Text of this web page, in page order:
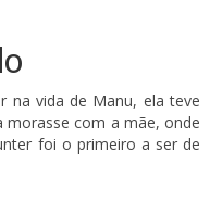
na vida de Manu, ela teve
morasse com a mãe, onde
foi o primeiro a ser de